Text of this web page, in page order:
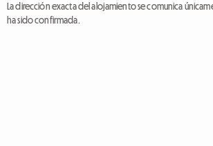
La dirección exacta del alojamiento se comunica
ha sido confirmada.